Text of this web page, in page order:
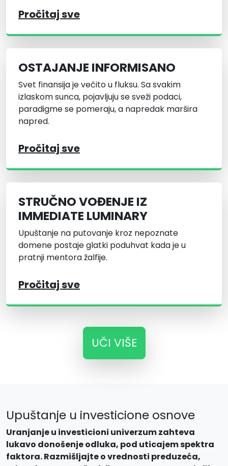
Pročitaj sve
OSTAJANJE INFORMISANO
Svet finansija je večito u fluksu. Sa svakim
izlaskom sunca, pojavljuju se sveži podaci,
paradigme se pomeraju, a napredak maršira
napred.
Pročitaj sve
STRUČNO VOĐENJE IZ
IMMEDIATE LUMINARY
Upuštanje na putovanje kroz nepoznate
domene postaje glatki poduhvat kada je u
pratnji mentora žalfije.
Pročitaj sve
UČI VIŠE
Upuštanje u investicione osnove
Uranjanje u investicioni univerzum zahteva
lukavo donošenje odluka, pod uticajem spektra
faktora. Razmišljajte o vrednosti preduzeća,